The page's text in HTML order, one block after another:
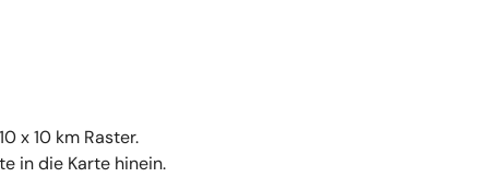
x 10 km Raster.
in die Karte hinein.